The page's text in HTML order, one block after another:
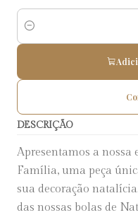
Quantidade
DESCRIÇÃO
Apresentamos a nossa
Família, uma peça
sua decoração
das nossas bolas de